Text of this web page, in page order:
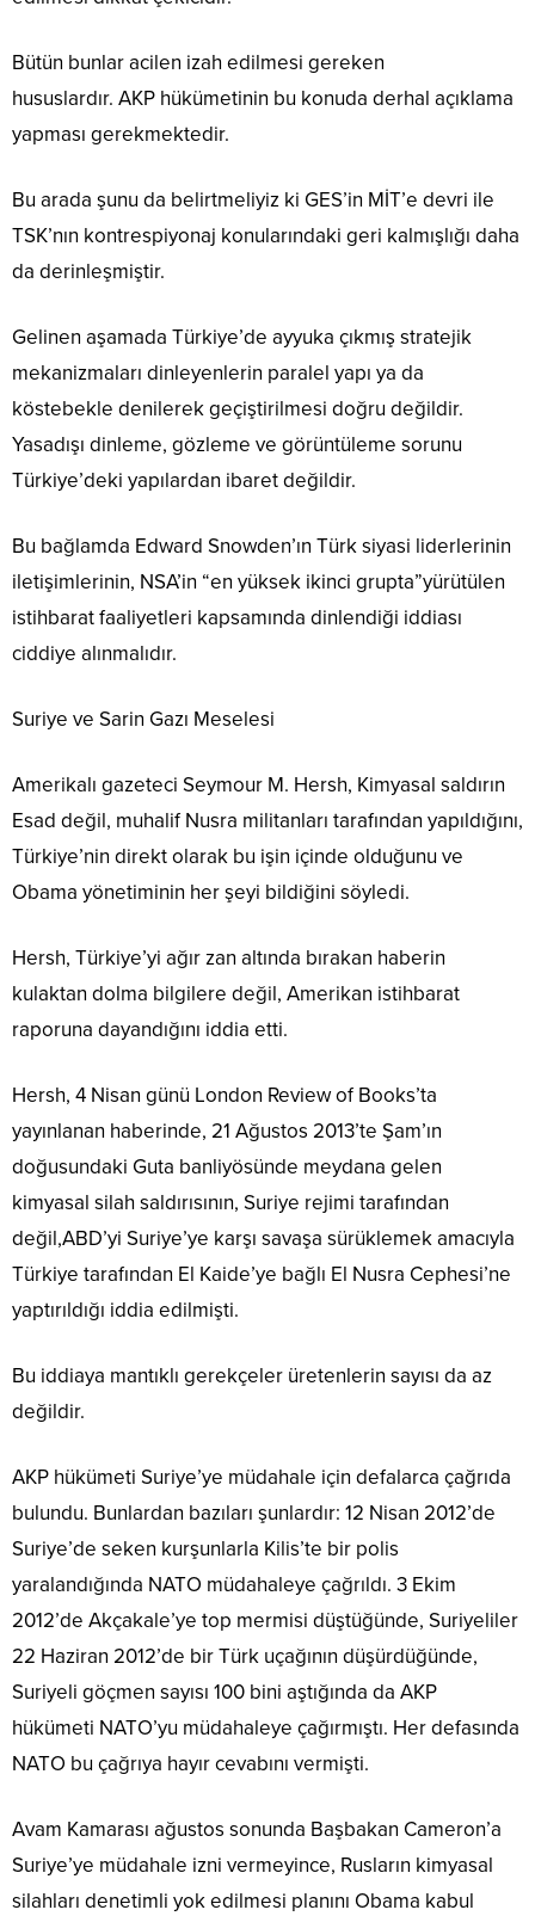
Bütün bunlar acilen izah edilmesi gereken
hususlardır. AKP hükümetinin bu konuda derhal açıklama
yapması gerekmektedir.
Bu arada şunu da belirtmeliyiz ki GES’in MİT’e devri ile
TSK’nın kontrespiyonaj konularındaki geri kalmışlığı daha
da derinleşmiştir.
Gelinen aşamada Türkiye’de ayyuka çıkmış stratejik
mekanizmaları dinleyenlerin paralel yapı ya da
köstebekle denilerek geçiştirilmesi doğru değildir.
Yasadışı dinleme, gözleme ve görüntüleme sorunu
Türkiye’deki yapılardan ibaret değildir.
Bu bağlamda Edward Snowden’ın Türk siyasi liderlerinin
iletişimlerinin, NSA’in “en yüksek ikinci grupta”yürütülen
istihbarat faaliyetleri kapsamında dinlendiği iddiası
ciddiye alınmalıdır.
Suriye ve Sarin Gazı Meselesi
Amerikalı gazeteci Seymour M. Hersh, Kimyasal saldırın
Esad değil, muhalif Nusra militanları tarafından yapıldığını,
Türkiye’nin direkt olarak bu işin içinde olduğunu ve
Obama yönetiminin her şeyi bildiğini söyledi.
Hersh, Türkiye’yi ağır zan altında bırakan haberin
kulaktan dolma bilgilere değil, Amerikan istihbarat
raporuna dayandığını iddia etti.
Hersh, 4 Nisan günü London Review of Books’ta
yayınlanan haberinde, 21 Ağustos 2013’te Şam’ın
doğusundaki Guta banliyösünde meydana gelen
kimyasal silah saldırısının, Suriye rejimi tarafından
değil,ABD’yi Suriye’ye karşı savaşa sürüklemek amacıyla
Türkiye tarafından El Kaide’ye bağlı El Nusra Cephesi’ne
yaptırıldığı iddia edilmişti.
Bu iddiaya mantıklı gerekçeler üretenlerin sayısı da az
değildir.
AKP hükümeti Suriye’ye müdahale için defalarca çağrıda
bulundu. Bunlardan bazıları şunlardır: 12 Nisan 2012’de
Suriye’de seken kurşunlarla Kilis’te bir polis
yaralandığında NATO müdahaleye çağrıldı. 3 Ekim
2012’de Akçakale’ye top mermisi düştüğünde, Suriyeliler
22 Haziran 2012’de bir Türk uçağının düşürdüğünde,
Suriyeli göçmen sayısı 100 bini aştığında da AKP
hükümeti NATO’yu müdahaleye çağırmıştı. Her defasında
NATO bu çağrıya hayır cevabını vermişti.
Avam Kamarası ağustos sonunda Başbakan Cameron’a
Suriye’ye müdahale izni vermeyince, Rusların kimyasal
silahları denetimli yok edilmesi planını Obama kabul